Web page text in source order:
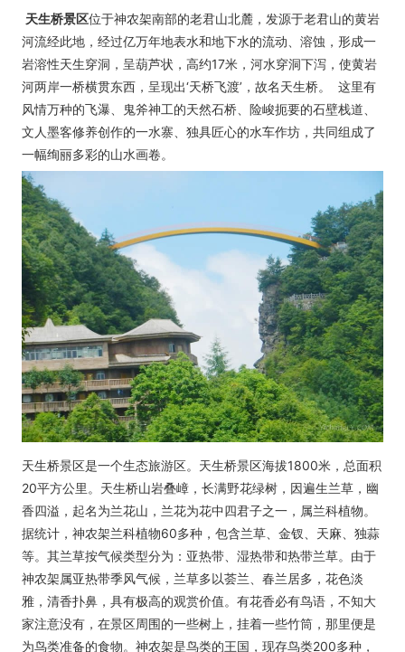
天生桥景区位于神农架南部的老君山北麓，发源于老君山的黄岩
河流经此地，经过亿万年地表水和地下水的流动、溶蚀，形成一
岩溶性天生穿洞，呈葫芦状，高约17米，河水穿洞下泻，使黄岩
河两岸一桥横贯东西，呈现出‘天桥飞渡’，故名天生桥。 这里有
风情万种的飞瀑、鬼斧神工的天然石桥、险峻扼要的石壁栈道、
文人墨客修养创作的一水寨、独具匠心的水车作坊，共同组成了
一幅绚丽多彩的山水画卷。
天生桥景区是一个生态旅游区。天生桥景区海拔1800米，总面积
20平方公里。天生桥山岩叠嶂，长满野花绿树，因遍生兰草，幽
香四溢，起名为兰花山，兰花为花中四君子之一，属兰科植物。
据统计，神农架兰科植物60多种，包含兰草、金钗、天麻、独蒜
等。其兰草按气候类型分为：亚热带、湿热带和热带兰草。由于
神农架属亚热带季风气候，兰草多以荟兰、春兰居多，花色淡
雅，清香扑鼻，具有极高的观赏价值。有花香必有鸟语，不知大
家注意没有，在景区周围的一些树上，挂着一些竹筒，那里便是
为鸟类准备的食物。神农架是鸟类的王国，现存鸟类200多种，